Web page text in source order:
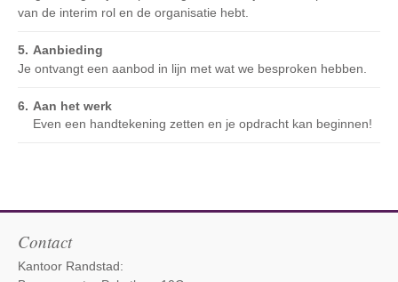
van de interim rol en de organisatie hebt.
Aanbieding
Je ontvangt een aanbod in lijn met wat we besproken hebben.
Aan het werk
Even een handtekening zetten en je opdracht kan beginnen!
Contact
Kantoor Randstad: